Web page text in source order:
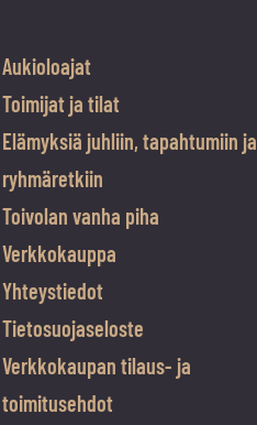
Aukioloajat
Toimijat ja tilat
Elämyksiä juhliin, tapahtumiin ja
ryhmäretkiin
Toivolan vanha piha
Verkkokauppa
Yhteystiedot
Tietosuojaseloste
Verkkokaupan tilaus- ja
toimitusehdot